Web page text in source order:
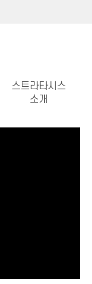
스트라타시스
소개